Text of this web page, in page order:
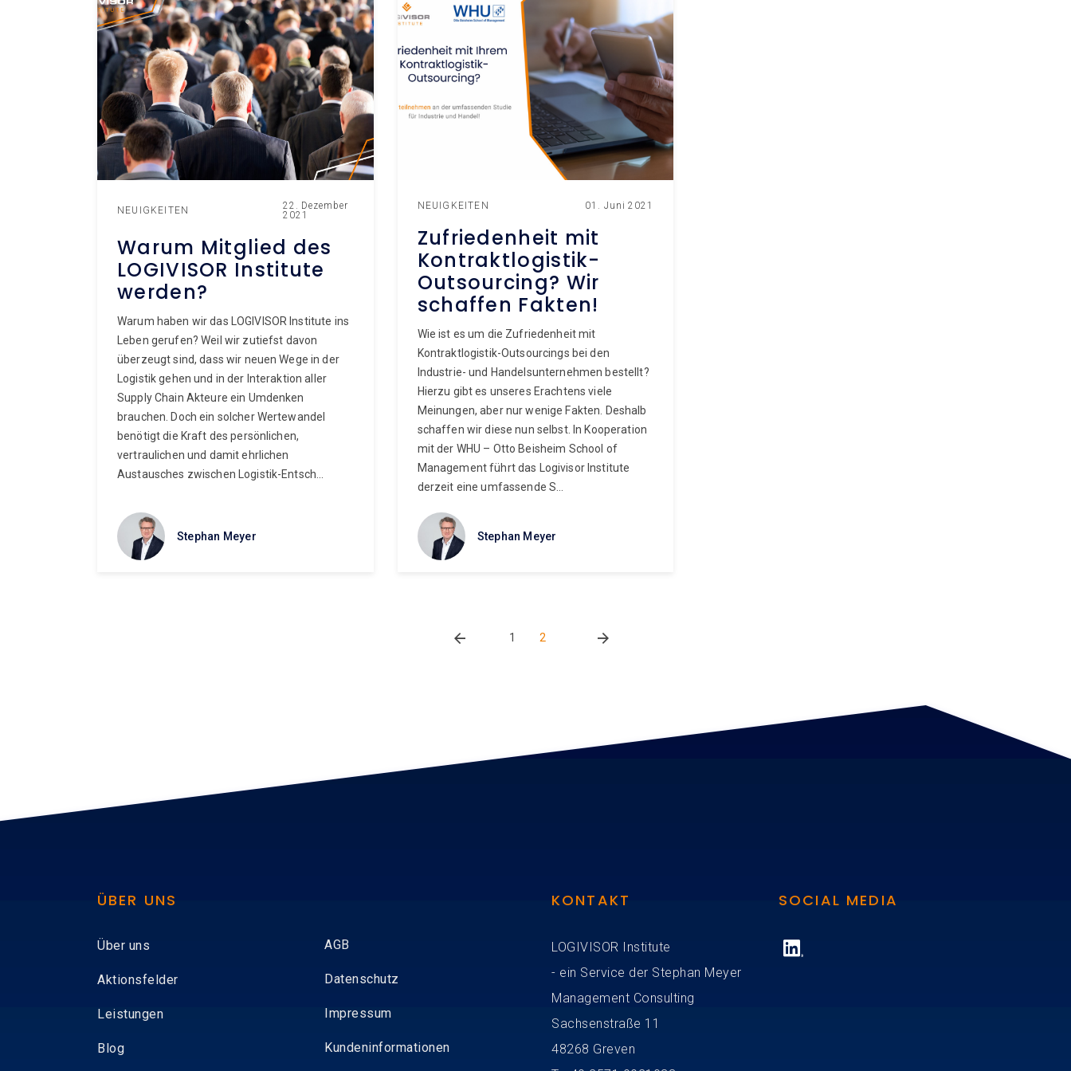
NEUIGKEITEN
22. Dezember
2021
Warum Mitglied des
LOGIVISOR Institute
werden?
Warum haben wir das LOGIVISOR Institute ins
Leben gerufen? Weil wir zutiefst davon
überzeugt sind, dass wir neuen Wege in der
Logistik gehen und in der Interaktion aller
Supply Chain Akteure ein Umdenken
brauchen. Doch ein solcher Wertewandel
benötigt die Kraft des persönlichen,
vertraulichen und damit ehrlichen
Austausches zwischen Logistik-Entsch...
Stephan Meyer
NEUIGKEITEN 01. Juni 2021
Zufriedenheit mit
Kontraktlogistik-
Outsourcing? Wir
schaffen Fakten!
Wie ist es um die Zufriedenheit mit
Kontraktlogistik-Outsourcings bei den
Industrie- und Handelsunternehmen bestellt?
Hierzu gibt es unseres Erachtens viele
Meinungen, aber nur wenige Fakten. Deshalb
schaffen wir diese nun selbst. In Kooperation
mit der WHU – Otto Beisheim School of
Management führt das Logivisor Institute
derzeit eine umfassende S...
Stephan Meyer
1 2
ÜBER UNS
Über uns
Aktionsfelder
Leistungen
Blog
AGB
Datenschutz
Impressum
Kundeninformationen
KONTAKT
LOGIVISOR Institute
- ein Service der Stephan Meyer
Management Consulting
Sachsenstraße 11
48268 Greven
SOCIAL MEDIA